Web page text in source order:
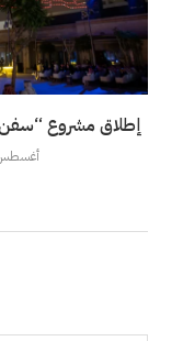
إطلاق مشروع “سفن”
أغسطس 6,